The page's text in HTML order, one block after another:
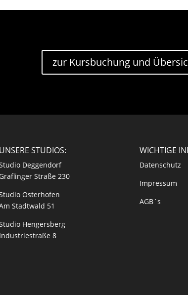
zur Kursbuchung und
UNSERE STUDIOS:
Deggendorf
Straße 230
Osterhofen
Stadtwald 51
Hengersberg
Industriestraße 8
WICHTIGE
Datenschutz
Impressum
AGB´s